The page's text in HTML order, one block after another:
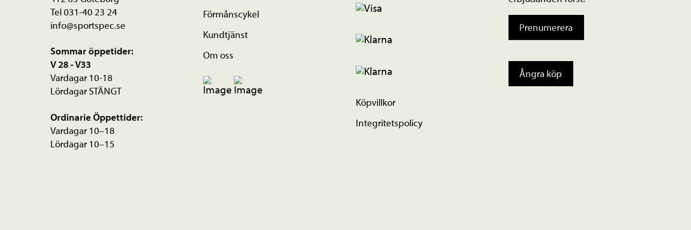
Tel 031-40 23 24
info@sportspec.se
Sommar öppetider:
V 28 - V33
Vardagar 10-18
Lördagar STÄNGT
Ordinarie Öppettider:
Vardagar 10–18
Lördagar 10–15
Förmånscykel
Kundtjänst
Om oss
Köpvillkor
Integritetspolicy
Prenumerera
Ångra köp